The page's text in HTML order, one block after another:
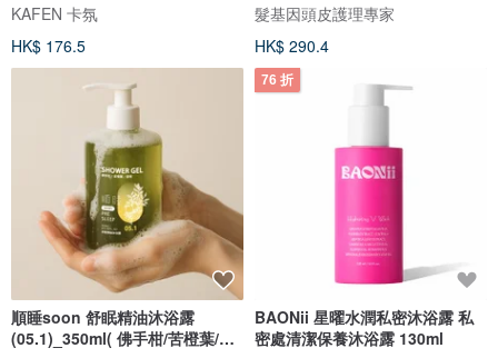
KAFEN 卡氛
HK$ 176.5
髮基因頭皮護理專家
HK$ 290.4
順睡soon 舒眠精油沐浴露
(05.1)_350ml( 佛手柑/苦橙葉/甜
76 折
BAONii 星曜水潤私密沐浴露 私
密處清潔保養沐浴露 130ml